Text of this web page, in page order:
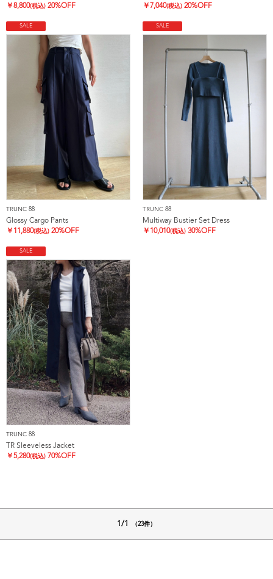
￥8,800(税込) 20%OFF
￥ 7,040(税込) 20%OFF
SALE
TRUNC 88
Glossy Cargo Pants
￥ 11,880(税込) 20%OFF
SALE
TRUNC 88
Multiway Bustier Set Dress
￥ 10,010(税込) 30%OFF
SALE
TRUNC 88
TR Sleeveless Jacket
￥5,280(税込) 70%OFF
1/1 （23件）